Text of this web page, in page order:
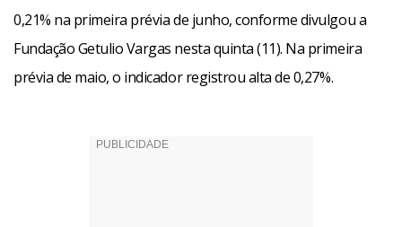
0,21% na primeira prévia de junho, conforme divulgou a
Fundação Getulio Vargas nesta quinta (11). Na primeira
prévia de maio, o indicador registrou alta de 0,27%.